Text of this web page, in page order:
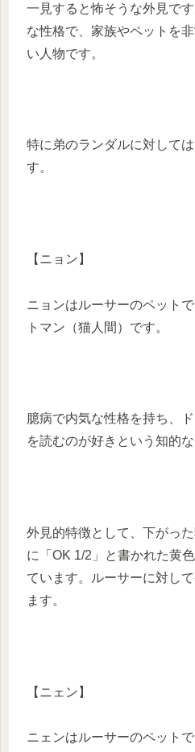
一見すると怖そうな外見で
な性格で、家族やペットを
い人物です。
特に弟のランダルに対して
す。​
【ニョン】
ニョンはルーサーのペット
トマン（猫人間）です。
臆病で内気な性格を持ち、
を読むのが好きという知的な
外見的特徴として、下がっ
に「OK 1/2」と書かれた黄
ています。​ルーサーに対し
ます。​
【ニェン】
ニェンはルーサーのペット